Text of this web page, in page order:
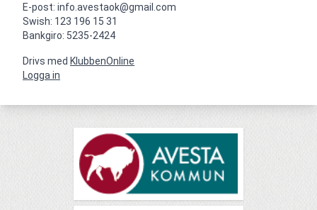
E-post: info.avestaok@gmail.com
Swish: 123 196 15 31
Bankgiro: 5235-2424
Drivs med KlubbenOnline
Logga in